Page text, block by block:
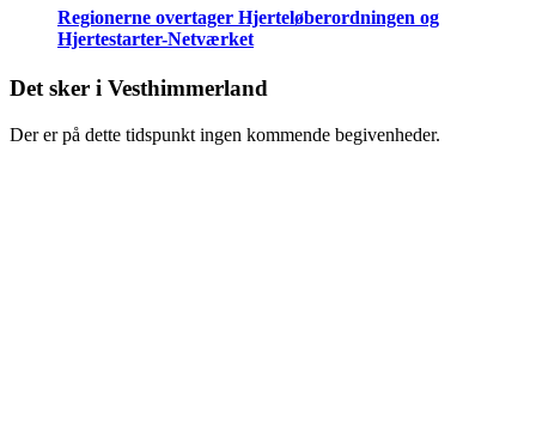
Regionerne overtager Hjerteløberordningen og
Hjertestarter-Netværket
Det sker i Vesthimmerland
Der er på dette tidspunkt ingen kommende begivenheder.